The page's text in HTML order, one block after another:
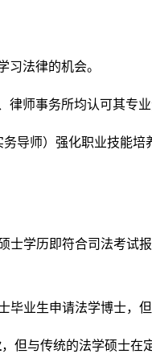
习法律的机会。
律师事务所均认可其专业
导师）强化职业技能培
士学历即符合司法考试报
毕业生申请法学博士，
，但与传统的法学硕士在